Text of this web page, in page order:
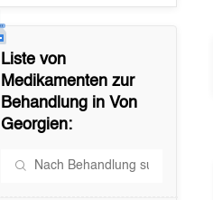
Liste von
Medikamenten zur
Behandlung in Von
Georgien: